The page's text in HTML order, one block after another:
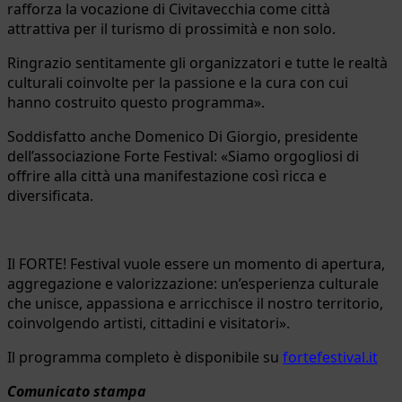
rafforza la vocazione di Civitavecchia come città
attrattiva per il turismo di prossimità e non solo.
Ringrazio sentitamente gli organizzatori e tutte le realtà
culturali coinvolte per la passione e la cura con cui
hanno costruito questo programma».
Soddisfatto anche Domenico Di Giorgio, presidente
dell’associazione Forte Festival: «Siamo orgogliosi di
offrire alla città una manifestazione così ricca e
diversificata.
Il FORTE! Festival vuole essere un momento di apertura,
aggregazione e valorizzazione: un’esperienza culturale
che unisce, appassiona e arricchisce il nostro territorio,
coinvolgendo artisti, cittadini e visitatori».
Il programma completo è disponibile su fortefestival.it
Comunicato stampa